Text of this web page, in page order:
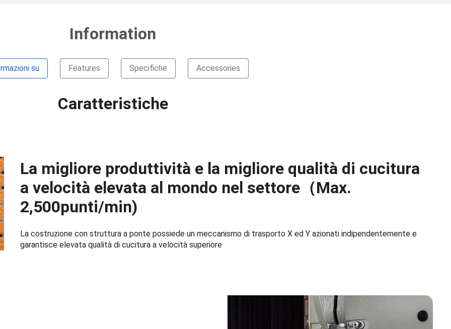
Information
su Features Specifiche Accessories
Caratteristiche
La migliore produttività e la migliore qualità di cucitura
a velocità elevata al mondo nel settore（Max.
2,500punti/min)
La costruzione con struttura a ponte possiede un meccanismo di trasporto X ed Y azionati indipendentemente e
garantisce elevata qualità di cucitura a velocità superiore